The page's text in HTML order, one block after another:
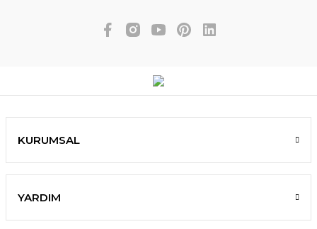
KURUMSAL
YARDIM